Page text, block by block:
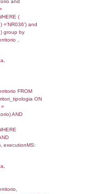
a2p.IDPersonale
AND
Nome FROM
INNER JOIN
=
WHERE
d1_controlli.Provincia,
d1_controlli.Via,
d1_controlli.Pec FROM